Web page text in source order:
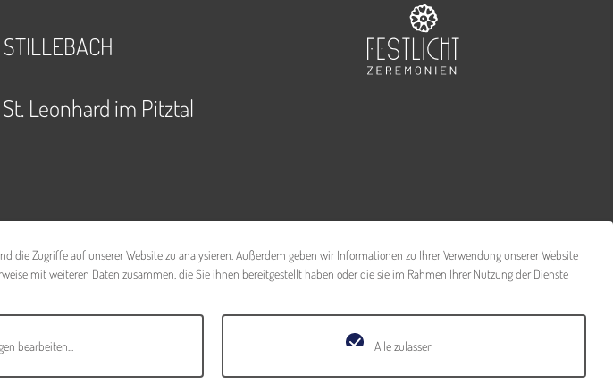
Leonhard im Pitztal
Zugriffe auf unserer Website zu analysieren. Außerdem geben wir Informationen zu Ihrer Verwendung unserer Website
mit weiteren Daten zusammen, die Sie ihnen bereitgestellt haben oder die sie im Rahmen Ihrer Nutzung der Dienste
bearbeiten Alle zulassen